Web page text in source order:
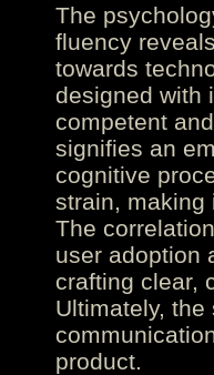
The
fluency
towards
designed with
competent
signifies an
cognitive
strain, making
The
user adoption
crafting clear,
Ultimately,
product.